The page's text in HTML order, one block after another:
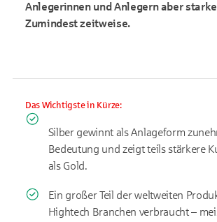
Anlegerinnen und Anlegern aber
Zumindest zeitweise.
Das Wichtigste in Kürze:
Silber gewinnt als Anlageform
Bedeutung und zeigt teils stärkere
als Gold.
Ein großer Teil der weltweiten
Hightech Branchen verbraucht –